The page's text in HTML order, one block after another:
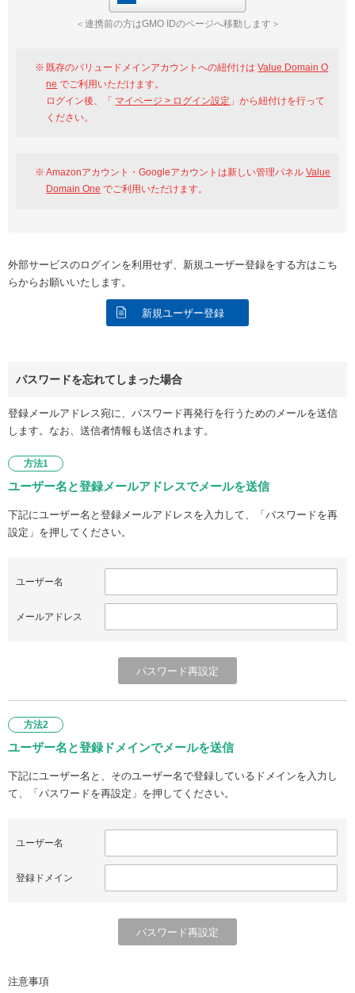
＜連携前の方はGMO IDのページへ移動します＞
既存のバリュードメインアカウントへの紐付けはValue Domain O
ne でご利用いただけます。
ログイン後、「 マイページ > ログイン設定 」から紐付けを行って
ください。
Amazonアカウント・Googleアカウントは新しい管理パネルValue
Domain One でご利用いただけます。
外部サービスのログインを利用せず、新規ユーザー登録をする方はこち
らからお願いいたします。
新規ユーザー登録
パスワードを忘れてしまった場合
登録メールアドレス宛に、パスワード再発行を行うためのメールを送信
します。なお、送信者情報も送信されます。
方法1
ユーザー名と登録メールアドレスでメールを送信
下記にユーザー名と登録メールアドレスを入力して、「パスワードを再
設定」を押してください。
ユーザー名
メールアドレス
方法2
ユーザー名と登録ドメインでメールを送信
下記にユーザー名と、そのユーザー名で登録しているドメインを入力し
て、「パスワードを再設定」を押してください。
ユーザー名
登録ドメイン
注意事項